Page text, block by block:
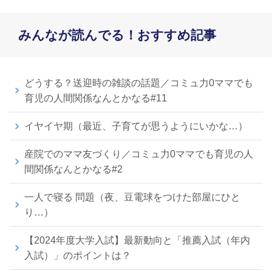
みんなが読んでる！おすすめ記事
どうする？送迎時の雑談の話題／コミュ力0ママでも
育児の人間関係なんとかなる#11
イヤイヤ期（最近、子育てが思うようにいかな…）
産院でのママ友づくり／コミュ力0ママでも育児の人
間関係なんとかなる#2
一人で寝る 問題（夜、豆電球をつけた部屋にひと
り…）
【2024年度大学入試】最新動向と「推薦入試（年内
入試）」のポイントは？